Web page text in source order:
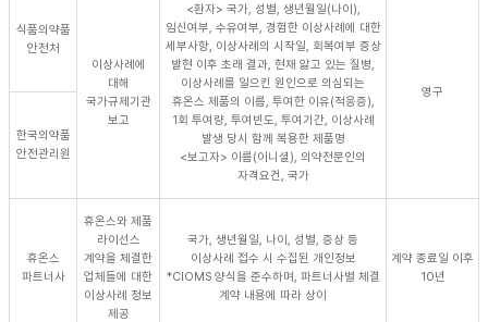
식품의약품
안전처
이상사례에
대해
국가규제기관
보고
<환자> 국가, 성별, 생년월일(나이),
임신여부, 수유여부, 경험한 이상사례에 대한
세부사항, 이상사례의 시작일, 회복여부 증상
발현 이후 초래 결과, 현재 앓고 있는 질병,
이상사례를 일으킨 원인으로 의심되는
휴온스 제품의 이름, 투여한 이유(적응증),
1회 투여량, 투여빈도, 투여기간, 이상사례
발생 당시 함께 복용한 제품명
<보고자> 이름(이니셜), 의약전문인의
자격요건, 국가
영구
한국의약품
안전관리원
휴온스
파트너사
휴온스와 제품
라이선스
계약을 체결한
업체들에 대한
이상사례 정보
제공
국가, 생년월일, 나이, 성별, 증상 등
이상사례 접수 시 수집된 개인정보
*CIOMS 양식을 준수하며, 파트너사별 체결
계약 내용에 따라 상이
계약 종료일 이후
10년